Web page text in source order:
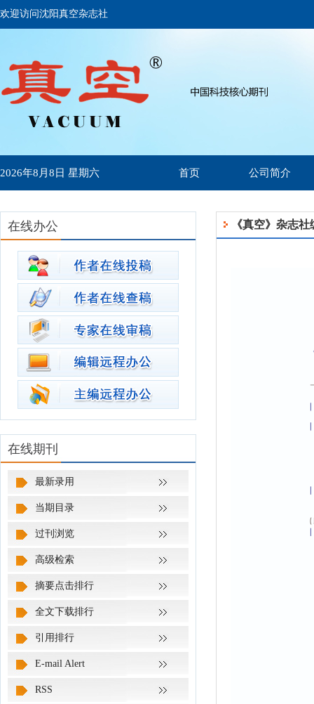
欢迎访问沈阳真空杂志社
2026年8月8日 星期六 首页 公司简介
在线办公
在线期刊
最新录用
当期目录
过刊浏览
高级检索
摘要点击排行
全文下载排行
引用排行
E-mail Alert
RSS
《真空》杂志